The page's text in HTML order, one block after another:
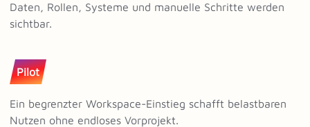
Daten, Rollen, Systeme und manuelle Schritte werden
sichtbar.
Pilot
Ein begrenzter Workspace-Einstieg schafft belastbaren
Nutzen ohne endloses Vorprojekt.